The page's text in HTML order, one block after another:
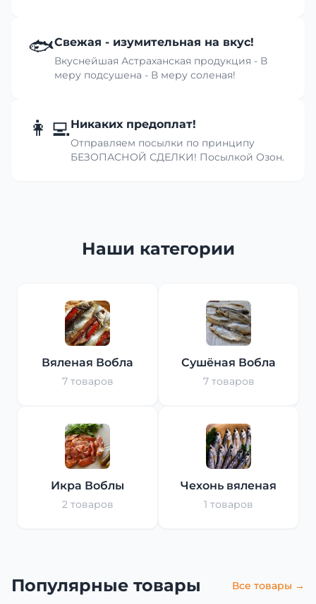
🐟Свежая - изумительная на вкус!
Вкуснейшая Астраханская продукция - В
меру подсушена - В меру соленая!
👩‍💻Никаких предоплат!
Отправляем посылки по принципу
БЕЗОПАСНОЙ СДЕЛКИ! Посылкой Озон.
Наши категории
Вяленая Вобла
7 товаров
Сушёная Вобла
7 товаров
Икра Воблы
2 товаров
Чехонь вяленая
1 товаров
Популярные товары Все товары →